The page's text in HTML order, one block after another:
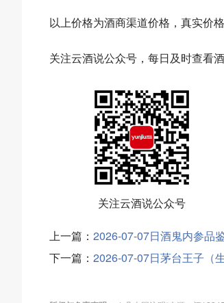
以上价格为酒商渠道价格，真实价
关注云酒说公众号，每日及时查看
关注云酒说公众号
上一篇： 2026-07-07日酒鬼内参品
下一篇： 2026-07-07日茅台王子（